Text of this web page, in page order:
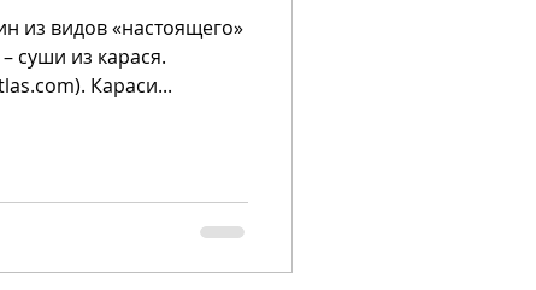
из видов «настоящего»
суши из карася.
Караси...